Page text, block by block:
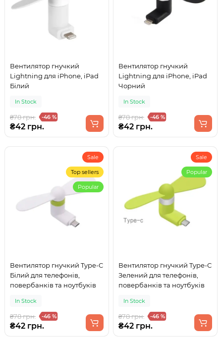
Вентилятор гнучкий
Lightning для iPhone, iPad
Білий
In Stock
₴78 грн. -46 %
₴42 грн.
Вентилятор гнучкий
Lightning для iPhone, iPad
Чорний
In Stock
₴78 грн. -46 %
₴42 грн.
Sale
Top sellers
Popular
Вентилятор гнучкий Type-C
Білий для телефонів,
повербанків та ноутбуків
In Stock
₴78 грн. -46 %
₴42 грн.
Sale
Popular
Вентилятор гнучкий Type-C
Зелений для телефонів,
повербанків та ноутбуків
In Stock
₴78 грн. -46 %
₴42 грн.